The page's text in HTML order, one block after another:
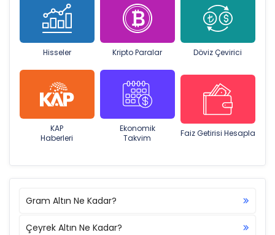
Hisseler Kripto Paralar Döviz Çevirici
KAP
Haberleri
Ekonomik
Takvim
Faiz Getirisi Hesapla
Gram Altın Ne Kadar?
Çeyrek Altın Ne Kadar?